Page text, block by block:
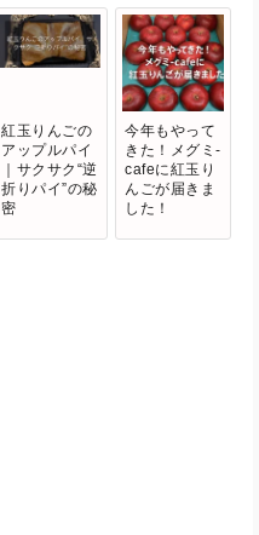
紅玉りんごの
アップルパイ
｜サクサク“逆
折りパイ”の秘
密
今年もやって
きた！メグミ-
cafeに紅玉り
んごが届きま
した！